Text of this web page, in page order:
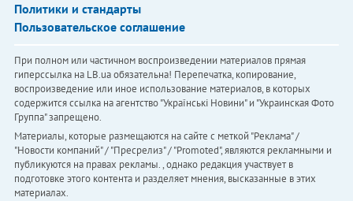
Политики и стандарты
Пользовательское соглашение
При полном или частичном воспроизведении материалов прямая
гиперссылка на LB.ua обязательна! Перепечатка, копирование,
воспроизведение или иное использование материалов, в которых
содержится ссылка на агентство "Українськi Новини" и "Украинская Фото
Группа" запрещено.
Материалы, которые размещаются на сайте с меткой "Реклама" /
"Новости компаний" / "Пресрелиз" / "Promoted", являются рекламными и
публикуются на правах рекламы. , однако редакция участвует в
подготовке этого контента и разделяет мнения, высказанные в этих
материалах.